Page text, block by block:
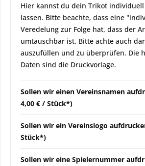
Hier kannst du dein Trikot
lassen. Bitte beachte, dass eine
Veredelung zur Folge hat, dass der
umtauschbar ist. Bitte achte auch
auszufüllen und zu überprüfen. Die
Daten sind die Druckvorlage.
Sollen wir einen Vereinsnamen
4,00 € / Stück*)
Sollen wir ein Vereinslogo
Stück*)
Sollen wir eine Spielernummer